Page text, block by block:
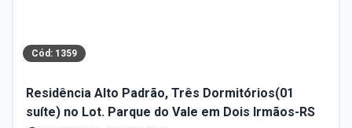
Cód: 1359
Residência Alto Padrão, Três Dormitórios(01
suíte) no Lot. Parque do Vale em Dois Irmãos-RS